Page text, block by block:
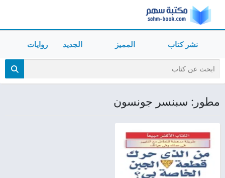
نشر كتاب المميز الجديد روايات
مطور: سبنسر جونسون